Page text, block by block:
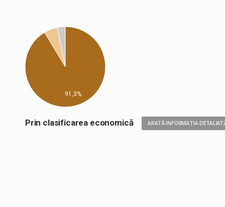
91,3%
Prin clasificarea economică ARATĂ INFORMAȚIA